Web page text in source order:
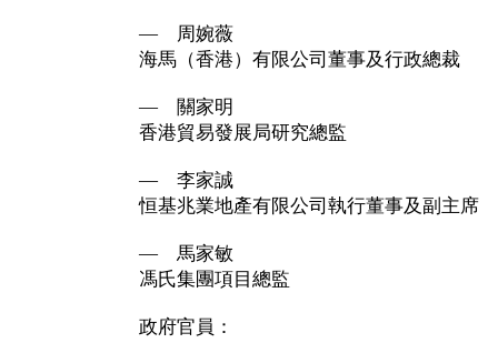
— 周婉薇
海馬（香港）有限公司董事及行政總裁
— 關家明
香港貿易發展局研究總監
— 李家誠
恒基兆業地產有限公司執行董事及副主席
— 馬家敏
馮氏集團項目總監
政府官員：